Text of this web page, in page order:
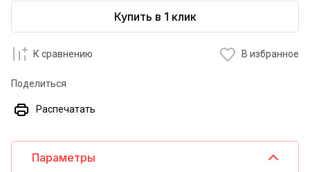
Купить в 1 клик
К сравнению В избранное
Поделиться
Распечатать
Параметры